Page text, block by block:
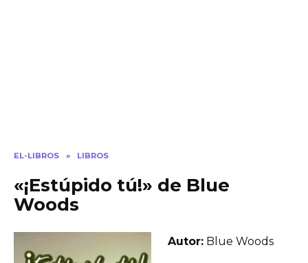
EL-LIBROS » LIBROS
«¡Estúpido tú!» de Blue
Woods
Autor: Blue Woods